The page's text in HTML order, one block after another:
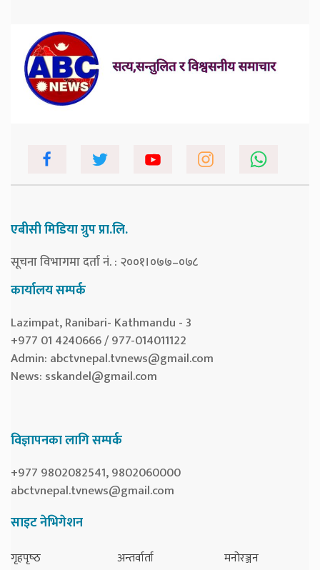
एबीसी मिडिया ग्रुप प्रा.लि.
सूचना विभागमा दर्ता नं. : २००१।०७७–०७८
कार्यालय सम्पर्क
Lazimpat, Ranibari- Kathmandu - 3
+977 01 4240666 / 977-014011122
Admin: abctvnepal.tvnews@gmail.com
News: sskandel@gmail.com
विज्ञापनका लागि सम्पर्क
+977 9802082541, 9802060000
abctvnepal.tvnews@gmail.com
साइट नेभिगेशन
गृहपृष्‍ठ अन्तर्वार्ता मनोरञ्जन